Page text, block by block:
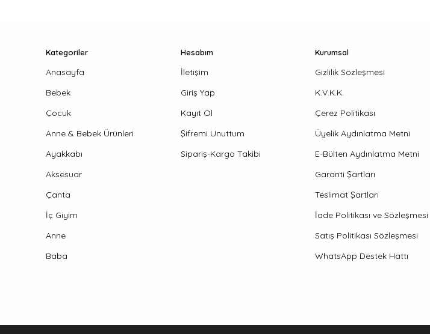
Kategoriler
Anasayfa
Bebek
Çocuk
Anne & Bebek Ürünleri
Ayakkabı
Aksesuar
Çanta
İç Giyim
Anne
Baba
Hesabım
İletişim
Giriş Yap
Kayıt Ol
Şifremi Unuttum
Sipariş-Kargo Takibi
Kurumsal
Gizlilik Sözleşmesi
K.V.K.K.
Çerez Politikası
Üyelik Aydınlatma Metni
E-Bülten Aydınlatma Metni
Garanti Şartları
Teslimat Şartları
İade Politikası ve Sözleşmesi
Satış Politikası Sözleşmesi
WhatsApp Destek Hattı